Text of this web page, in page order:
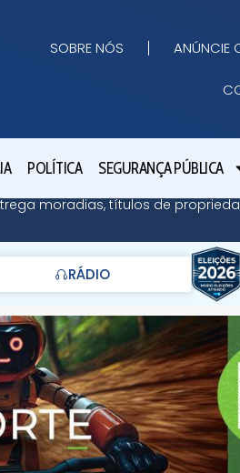
SOBRE NÓS ANÚNCIE
POLÍTICA SEGURANÇA PÚBLICA
moradias, títulos de
RÁDIO